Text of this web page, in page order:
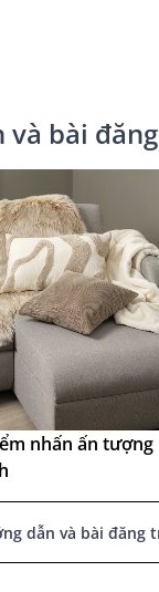
và bài
nhấn ấn tượng
dẫn và bài đăng